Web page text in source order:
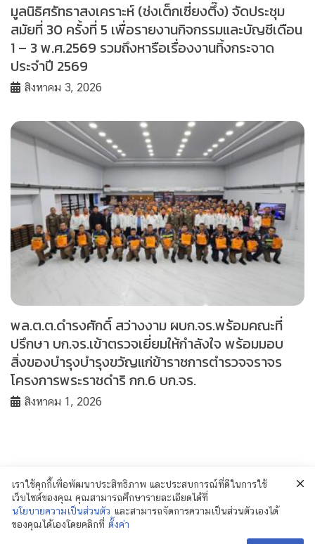
มูลนิธิศรัทธาสงเคราะห์ (ช่งเต็กเซี่ยงตึ๊ง) จัดประชุม
สมัยที่ 30 ครั้งที่ 5 เพื่อรายงานกิจกรรมและบัญชีเดือน
1 – 3 พ.ศ.2569 รวมถึงหารือเรื่องงานทิ้งกระจาด
ประจำปี 2569
สิงหาคม 3, 2026
พล.ต.ต.ดำรงศักดิ์ สว่างงาม ผบก.จร.พร้อมคณะที่
ปรึกษา บก.จร.เข้าตรวจเยี่ยมให้กำลังใจ พร้อมมอบ
สิ่งของบำรุงบำรุงขวัญแก่ข้าราชการตำรวจจราจร
โครงการพระราชดำริ กก.6 บก.จร.
สิงหาคม 1, 2026
© 2018 Policenewsformass.com. All Rights
เราใช้คุกกี้เพื่อพัฒนาประสิทธิภาพ และประสบการณ์ที่ดีในการใช้
เว็บไซต์ของคุณ คุณสามารถศึกษารายละเอียดได้ที่
นโยบายความเป็นส่วนตัว และสามารถจัดการความเป็นส่วนตัวเองได้
ของคุณได้เองโดยคลิกที่ ตั้งค่า